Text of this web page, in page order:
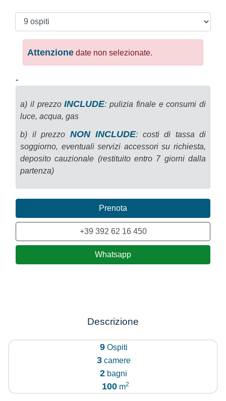
Attenzione date non selezionate.
-
a) il prezzoINCLUDE: pulizia finale e consumi di
luce, acqua, gas
b) il prezzo NON INCLUDE: costi di tassa di
soggiorno, eventuali servizi accessori su richiesta,
deposito cauzionale (restituito entro 7 giorni dalla
partenza)
Prenota
+39 392 62 16 450
Whatsapp
Descrizione
9Ospiti
3camere
2 bagni
100 m2